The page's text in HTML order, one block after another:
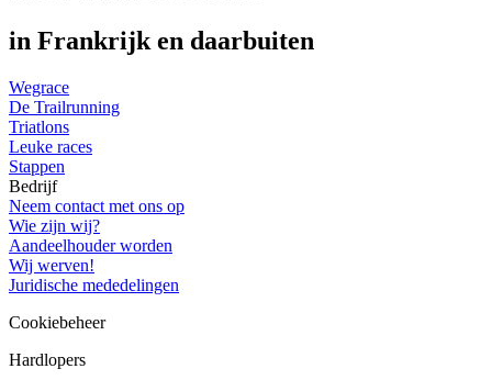
in Frankrijk en daarbuiten
Wegrace
De Trailrunning
Triatlons
Leuke races
Stappen
Bedrijf
Neem contact met ons op
Wie zijn wij?
Aandeelhouder worden
Wij werven!
Juridische mededelingen
Cookiebeheer
Hardlopers